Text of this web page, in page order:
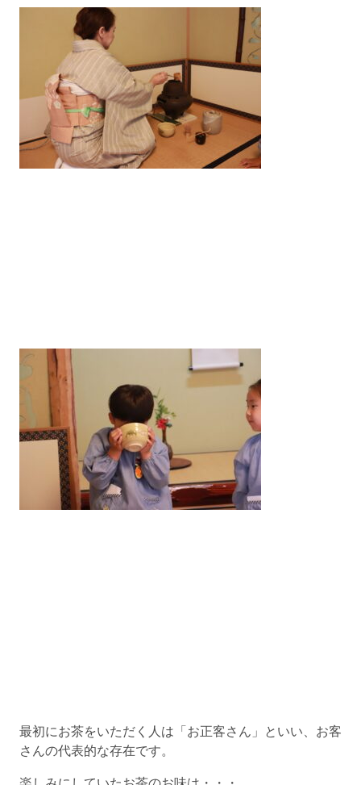
最初にお茶をいただく人は「お正客さん」といい、お客
さんの代表的な存在です。